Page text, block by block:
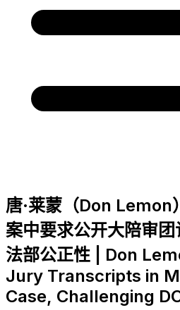
唐·莱蒙（Don Lemon
案中要求公开大陪审
法部公正性 | Don
Jury Transcripts in
Case, Challenging